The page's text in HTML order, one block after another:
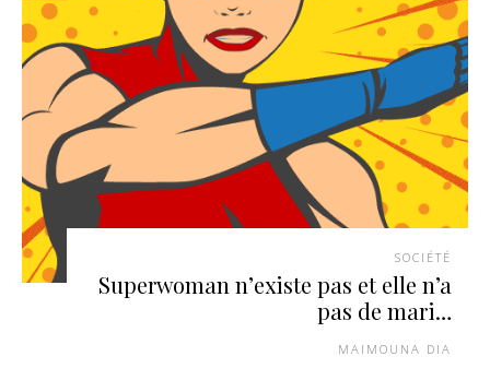
SOCIÉTÉ
Superwoman n’existe pas et elle n’a
pas de mari…
MAIMOUNA DIA